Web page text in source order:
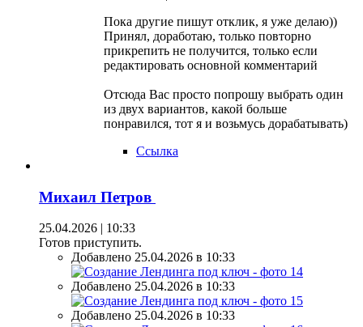
Пока другие пишут отклик, я уже делаю))
Принял, доработаю, только повторно
прикрепить не получится, только если
редактировать основной комментарий
Отсюда Вас просто попрошу выбрать один
из двух вариантов, какой больше
понравился, тот я и возьмусь дорабатывать)
Ссылка
Михаил Петров
25.04.2026 | 10:33
Готов приступить.
Добавлено 25.04.2026 в 10:33
Добавлено 25.04.2026 в 10:33
Добавлено 25.04.2026 в 10:33